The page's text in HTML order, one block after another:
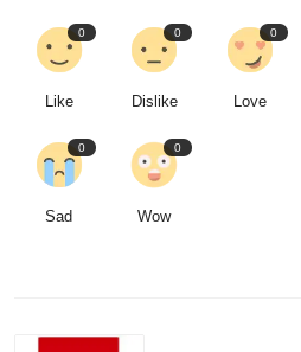
0
Like
0
Dislike
0
Love
0
Sad
0
Wow